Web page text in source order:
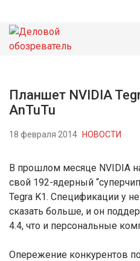
НОВОСТИ
Планшет NVIDIA
AnTuTu
18 февраля 2014 НОВОСТИ
В прошлом месяце NVIDIA
свой 192-ядерный
Tegra K1. Спецификации у
сказать больше, и он
4.4, что и персональные
Опережение конкурентов по